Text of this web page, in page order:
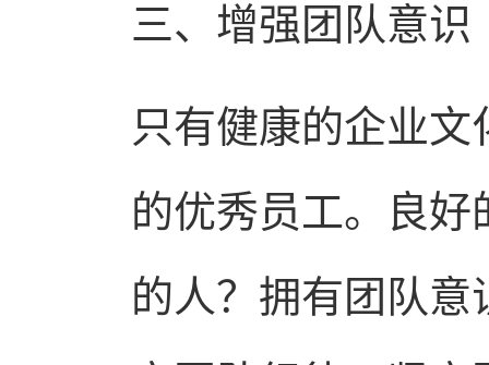
三、增强团队意识
只有健康的企业
的优秀员工。良
的人？拥有团队